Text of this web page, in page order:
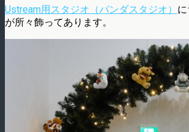
Ustream用スタジオ（パンダスタジオ）
が所々飾ってあります。